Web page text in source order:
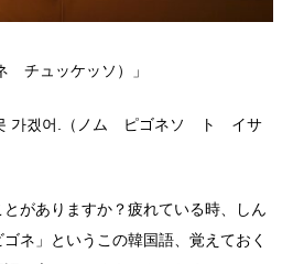
チュッケッソ）」
못 가겠어.（ノム ピゴネソ ト イサ
がありますか？疲れている時、しん
ネ」というこの韓国語、覚えておく